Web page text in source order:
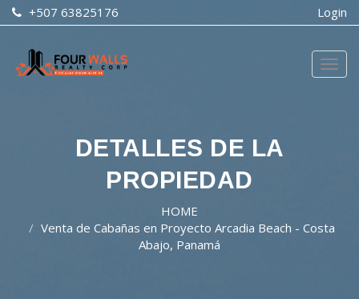
+507 63825176 Login
DETALLES DE LA
PROPIEDAD
HOME
Venta de Cabañas en Proyecto Arcadia Beach - Costa
Abajo, Panamá